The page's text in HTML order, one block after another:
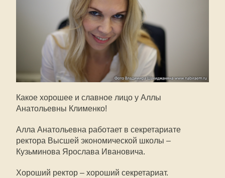
Какое хорошее и славное лицо у Аллы
Анатольевны Клименко!
Алла Анатольевна работает в секретариате
ректора Высшей экономической школы –
Кузьминова Ярослава Ивановича.
Хороший ректор – хороший секретариат.